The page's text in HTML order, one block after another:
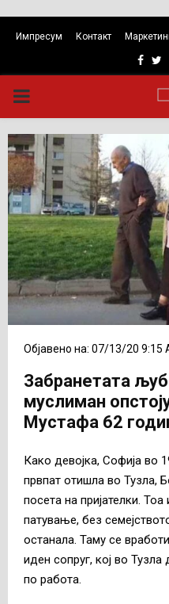
Импресум Контакт
PRIMARY
MENU
Објавено на: 07/13/20 9:15
Забранетата
муслиман
Мустафа 62
Како девојка, Софија во
првпат отишла во Тузла,
посета на пријателки.
патување, без
останала. Таму се
иден сопруг, кој во
по работа.